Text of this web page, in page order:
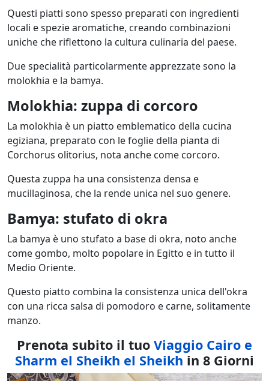
Questi piatti sono spesso preparati con ingredienti
locali e spezie aromatiche, creando combinazioni
uniche che riflettono la cultura culinaria del paese.
Due specialità particolarmente apprezzate sono la
molokhia e la bamya.
Molokhia: zuppa di corcoro
La molokhia è un piatto emblematico della cucina
egiziana, preparato con le foglie della pianta di
Corchorus olitorius, nota anche come corcoro.
Questa zuppa ha una consistenza densa e
mucillaginosa, che la rende unica nel suo genere.
Bamya: stufato di okra
La bamya è uno stufato a base di okra, noto anche
come gombo, molto popolare in Egitto e in tutto il
Medio Oriente.
Questo piatto combina la consistenza unica dell'okra
con una ricca salsa di pomodoro e carne, solitamente
manzo.
Prenota subito il tuo Viaggio Cairo e
Sharm el Sheikh el Sheikh in 8 Giorni